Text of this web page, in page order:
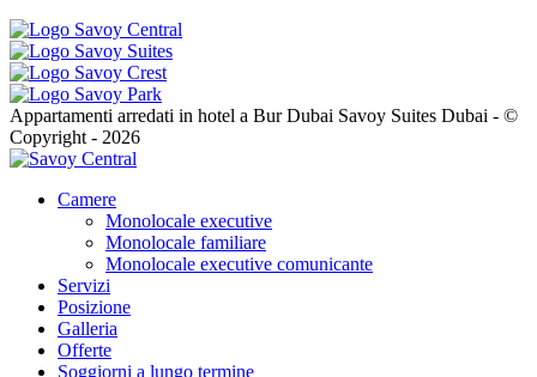
Appartamenti arredati in hotel a Bur Dubai Savoy Suites Dubai - ©
Copyright - 2026
Camere
Monolocale executive
Monolocale familiare
Monolocale executive comunicante
Servizi
Posizione
Galleria
Offerte
Soggiorni a lungo termine